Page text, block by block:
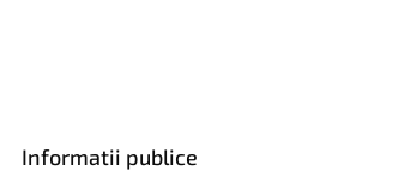
Informatii publice